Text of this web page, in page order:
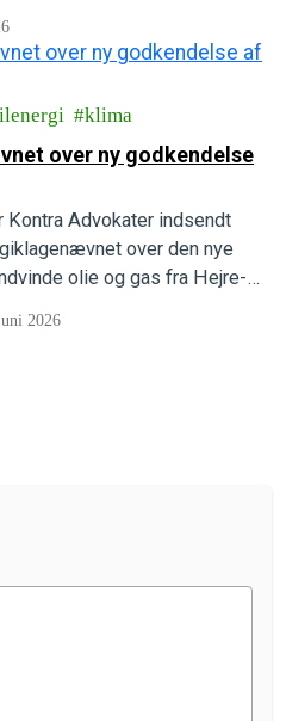
klima, som der står i loven.
en ny…
klima
over ny godkendelse
Kontra Advokater indsendt
over den nye
olie og gas fra Hejre-
2026